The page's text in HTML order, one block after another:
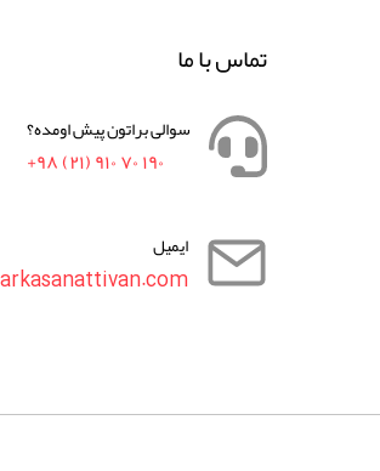
تماس با ما
سوالی براتون پیش اومده؟
+۹۸ (۲۱) ۹۱۰ ۷۰ ۱۹۰
ایمیل